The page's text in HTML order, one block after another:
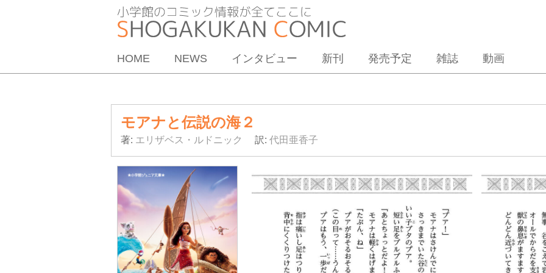
HOME NEWS インタビュー 新刊 発売予定 雑誌 動画
モアナと伝説の海２
著: エリザベス・ルドニック 訳: 代田亜香子